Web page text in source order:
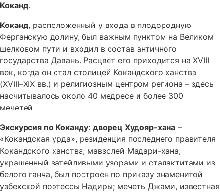
Коканд.
Коканд, расположенный у входа в плодородную
Ферганскую долину, был важным пунктом на Великом
шелковом пути и входил в состав античного
государства Давань. Расцвет его приходится на XVIII
век, когда он стал столицей Кокандского ханства
(XVIII–XIX вв.) и религиозным центром региона – здесь
насчитывалось около 40 медресе и более 300
мечетей.
Экскурсия по Коканду: дворец Худояр-хана –
«Кокандская урда», резиденция последнего правителя
Кокандского ханства; мавзолей Мадари-хана,
украшенный затейливыми узорами и сталактитами из
белого ганча, был построен по приказу знаменитой
узбекской поэтессы Надиры; мечеть Джами, известная